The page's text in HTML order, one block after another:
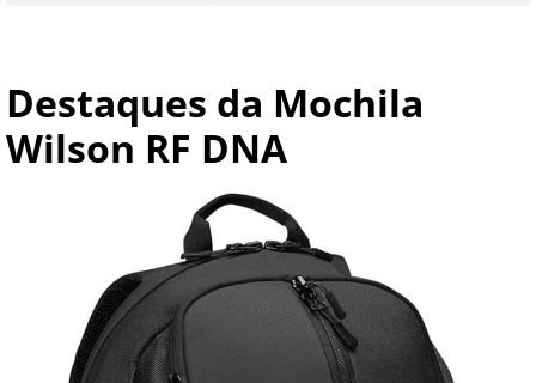
Destaques da Mochila
Wilson RF DNA